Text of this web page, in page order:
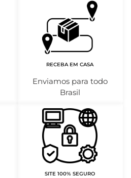
RECEBA EM CASA
Enviamos para todo
Brasil
SITE 100% SEGURO